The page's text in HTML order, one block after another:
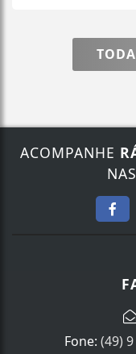
ACOMPANHE
Fone: (49)